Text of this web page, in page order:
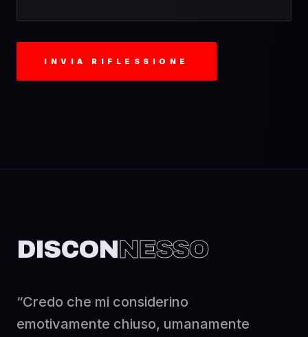
INVIA RIFLESSIONE
DISCONNESSO
“Credo che mi considerino
emotivamente chiuso, umanamente